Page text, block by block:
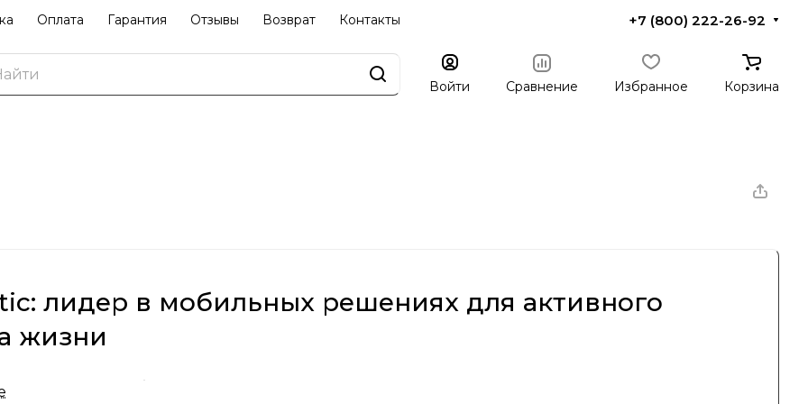
Оплата Гарантия Отзывы Возврат Контакты +7 (800) 222-26-92
Войти Сравнение Избранное Корзина
лидер в мобильных решениях для активного
жизни
бренд, основанный в Швеции, который специализируется на производстве